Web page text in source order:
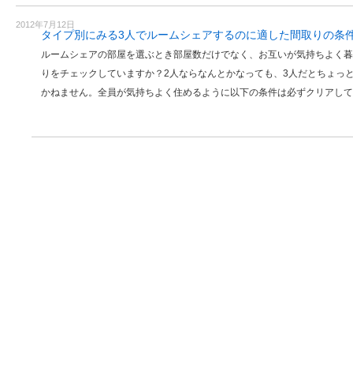
2012年7月12日
タイプ別にみる3人でルームシェアするのに適した間取りの条
ルームシェアの部屋を選ぶとき部屋数だけでなく、お互いが気持ちよく
りをチェックしていますか？2人ならなんとかなっても、3人だとちょっ
かねません。全員が気持ちよく住めるように以下の条件は必ずクリアし